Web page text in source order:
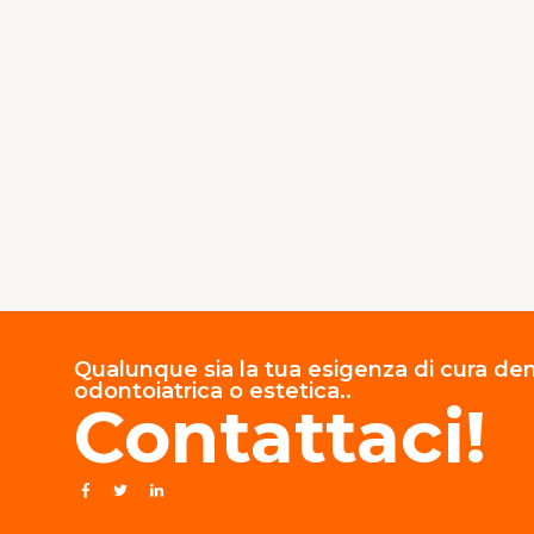
Qualunque sia la tua esigenza di cura
odontoiatrica o estetica..
Contattaci!